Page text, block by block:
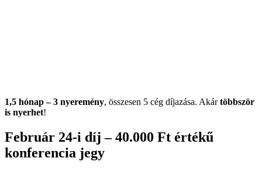
1,5 hónap – 3 nyeremény, összesen 5 cég díjazása. Akártöbbször
is nyerhet!
Február 24-i díj – 40.000 Ft értékű
konferencia jegy